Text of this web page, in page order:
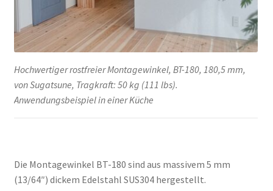
Hochwertiger rostfreier Montagewinkel, BT-180, 180,5 mm,
von Sugatsune, Tragkraft: 50 kg (111 lbs).
Anwendungsbeispiel in einer Küche
Die Montagewinkel BT-180 sind aus massivem 5 mm
(13/64″) dickem Edelstahl SUS304 hergestellt.